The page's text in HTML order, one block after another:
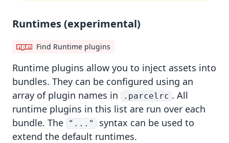
Runtimes (experimental)
Find Runtime plugins
Runtime plugins allow you to inject assets into
bundles. They can be configured using an
array of plugin names in
.parcelrc . All
runtime plugins in this list are run over each
bundle. The
"..."
syntax can be used to
extend the default runtimes.